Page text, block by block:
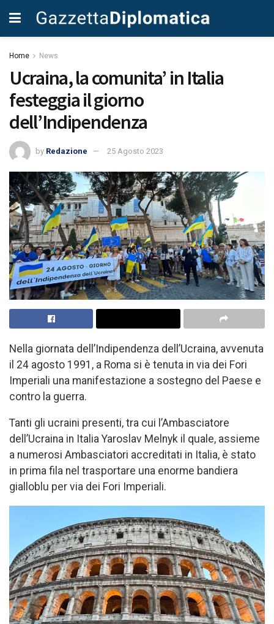
Home News
Ucraina, la comunita’ in Italia
festeggia il giorno
dell’Indipendenza
by Redazione 25 Agosto 2023
Nella giornata dell’Indipendenza dell’Ucraina, avvenuta
il 24 agosto 1991, a Roma si è tenuta in via dei Fori
Imperiali una manifestazione a sostegno del Paese e
contro la guerra.
Tanti gli ucraini presenti, tra cui l’Ambasciatore
dell’Ucraina in Italia Yaroslav Melnyk il quale, assieme
a numerosi Ambasciatori accreditati in Italia, è stato
in prima fila nel trasportare una enorme bandiera
gialloblu per via dei Fori Imperiali.